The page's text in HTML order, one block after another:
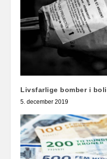
Livsfarlige bomber i
5. december 2019